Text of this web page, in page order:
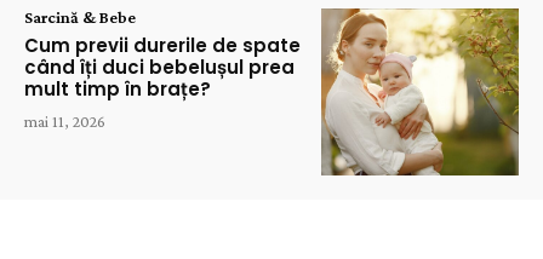
Sarcină & Bebe
Cum previi durerile de spate
când îți duci bebelușul prea
mult timp în brațe?
mai 11, 2026